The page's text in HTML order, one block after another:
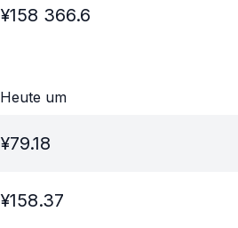
¥158 366.6
Heute um
¥79.18
¥158.37